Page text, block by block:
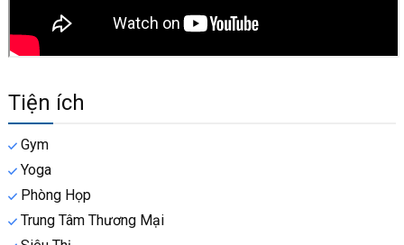
Tiện ích
Gym
Yoga
Phòng Họp
Trung Tâm Thương Mại